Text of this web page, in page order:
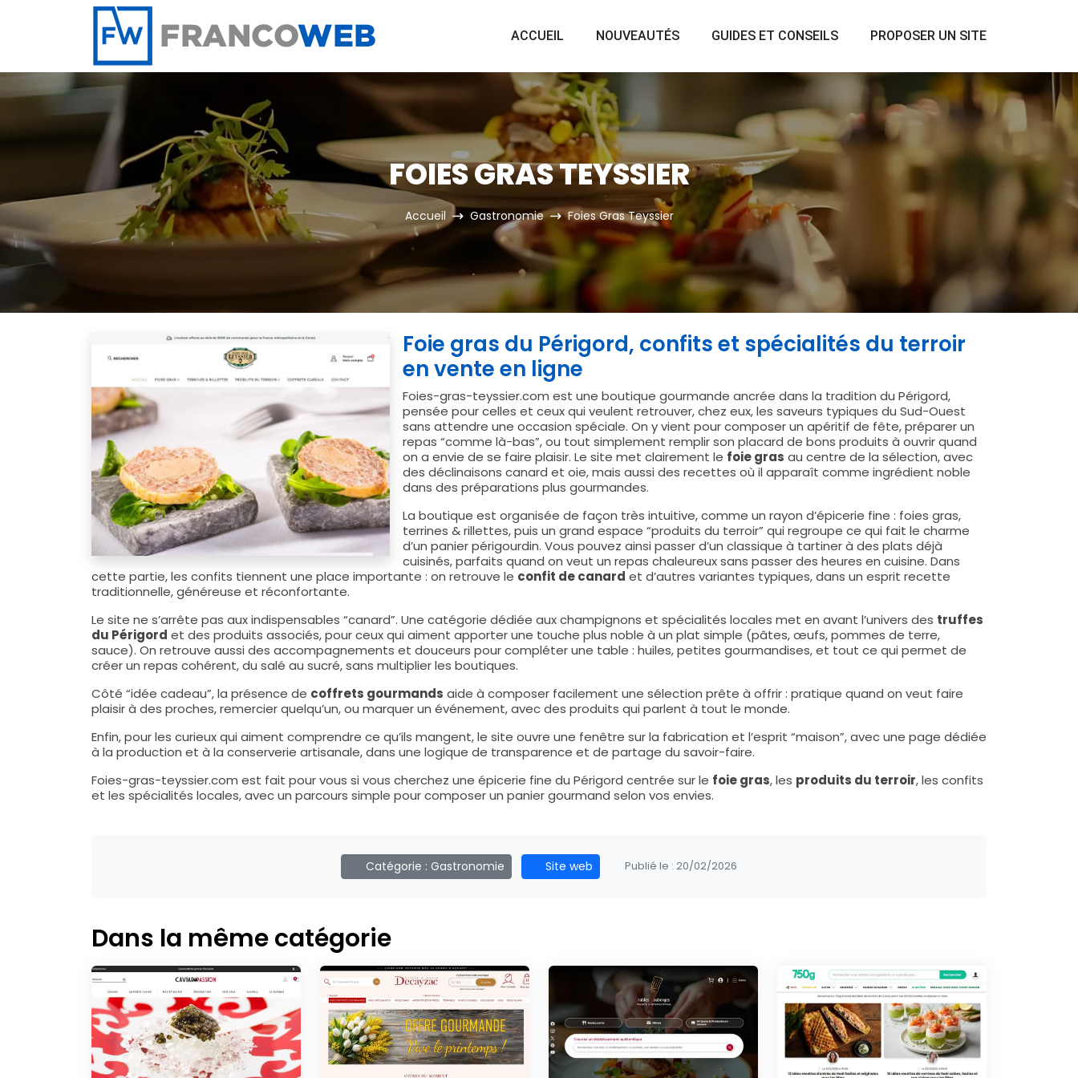
Panneau de gestion des cookies
ACCUEIL NOUVEAUTÉS GUIDES ET CONSEILS PROPOSER UN SITE
FOIES GRAS TEYSSIER
Accueil Gastronomie Foies Gras Teyssier
Foie gras du Périgord, confits et spécialités du terroir
en vente en ligne
Foies-gras-teyssier.com est une boutique gourmande ancrée dans la tradition du Périgord,
pensée pour celles et ceux qui veulent retrouver, chez eux, les saveurs typiques du Sud-Ouest
sans attendre une occasion spéciale. On y vient pour composer un apéritif de fête, préparer un
repas “comme là-bas”, ou tout simplement remplir son placard de bons produits à ouvrir quand
on a envie de se faire plaisir. Le site met clairement le foie gras au centre de la sélection, avec
des déclinaisons canard et oie, mais aussi des recettes où il apparaît comme ingrédient noble
dans des préparations plus gourmandes.
La boutique est organisée de façon très intuitive, comme un rayon d’épicerie fine : foies gras,
terrines & rillettes, puis un grand espace “produits du terroir” qui regroupe ce qui fait le charme
d’un panier périgourdin. Vous pouvez ainsi passer d’un classique à tartiner à des plats déjà
cuisinés, parfaits quand on veut un repas chaleureux sans passer des heures en cuisine. Dans
cette partie, les confits tiennent une place importante : on retrouve le confit de canard et d’autres variantes typiques, dans un esprit recette
traditionnelle, généreuse et réconfortante.
Le site ne s’arrête pas aux indispensables “canard”. Une catégorie dédiée aux champignons et spécialités locales met en avant l’univers des truffes
du Périgord et des produits associés, pour ceux qui aiment apporter une touche plus noble à un plat simple (pâtes, œufs, pommes de terre,
sauce). On retrouve aussi des accompagnements et douceurs pour compléter une table : huiles, petites gourmandises, et tout ce qui permet de
créer un repas cohérent, du salé au sucré, sans multiplier les boutiques.
Côté “idée cadeau”, la présence de coffrets gourmands aide à composer facilement une sélection prête à offrir : pratique quand on veut faire
plaisir à des proches, remercier quelqu’un, ou marquer un événement, avec des produits qui parlent à tout le monde.
Enfin, pour les curieux qui aiment comprendre ce qu’ils mangent, le site ouvre une fenêtre sur la fabrication et l’esprit “maison”, avec une page dédiée
à la production et à la conserverie artisanale, dans une logique de transparence et de partage du savoir-faire.
Foies-gras-teyssier.com est fait pour vous si vous cherchez une épicerie fine du Périgord centrée sur le foie gras, les produits du terroir, les confits
et les spécialités locales, avec un parcours simple pour composer un panier gourmand selon vos envies.
Catégorie : Gastronomie Site web Publié le : 20/02/2026
Dans la même catégorie